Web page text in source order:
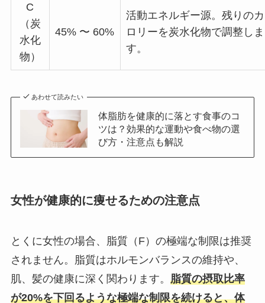
C
（炭
水化
物）
45% 〜 60%
活動エネルギー源。残りのカ
ロリーを炭水化物で調整しま
す。
あわせて読みたい
体脂肪を健康的に落とす食事のコ
ツは？効果的な運動や食べ物の選
び方・注意点も解説
女性が健康的に痩せるための注意点
とくに女性の場合、脂質（F）の極端な制限は推奨
されません。脂質はホルモンバランスの維持や、
肌、髪の健康に深く関わります。 脂質の摂取比率
が20%を下回るような極端な制限を続けると、体